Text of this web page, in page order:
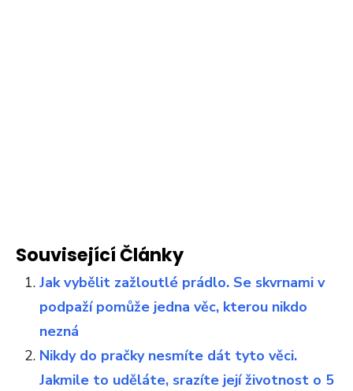
Související Články
Jak vybělit zažloutlé prádlo. Se skvrnami v
podpaží pomůže jedna věc, kterou nikdo
nezná
Nikdy do pračky nesmíte dát tyto věci.
Jakmile to uděláte, srazíte její životnost o 5